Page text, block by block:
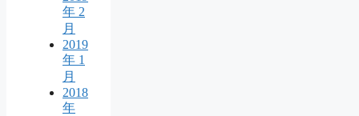
年 2
月
2019
年 1
月
2018
年